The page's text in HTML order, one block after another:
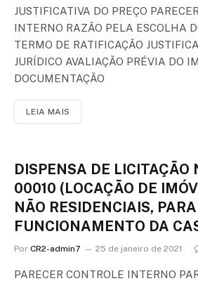
JUSTIFICATIVA DO PREÇO
INTERNO RAZÃO PELA ESCOLHA
TERMO DE RATIFICAÇÃO
JURÍDICO AVALIAÇÃO PRÉVIA DO
DOCUMENTAÇÃO
LEIA MAIS
DISPENSA DE LICITAÇÃO
00010 (LOCAÇÃO DE
NÃO RESIDENCIAIS,
FUNCIONAMENTO DA
Por CR2-admin7 25 de janeiro de 2021
PARECER CONTROLE INTERNO